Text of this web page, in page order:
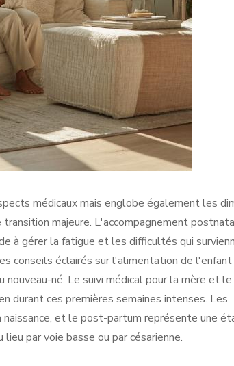
médicaux mais englobe également les
majeure. L'accompagnement
à gérer la fatigue et les difficultés qui
conseils éclairés sur l'alimentation de l'enfant
né. Le suivi médical pour la mère et
durant ces premières semaines intenses. Les
et le post-partum représente une
par voie basse ou par césarienne.